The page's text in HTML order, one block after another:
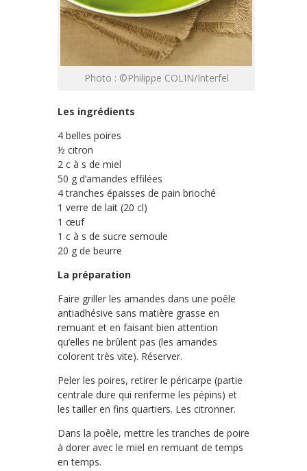
Photo : ©Philippe COLIN/Interfel
Les ingrédients
4 belles poires
½ citron
2 c à s de miel
50 g d’amandes effilées
4 tranches épaisses de pain brioché
1 verre de lait (20 cl)
1 œuf
1 c à s de sucre semoule
20 g de beurre
La préparation
Faire griller les amandes dans une poêle
antiadhésive sans matière grasse en
remuant et en faisant bien attention
qu’elles ne brûlent pas (les amandes
colorent très vite). Réserver.
Peler les poires, retirer le péricarpe (partie
centrale dure qui renferme les pépins) et
les tailler en fins quartiers. Les citronner.
Dans la poêle, mettre les tranches de poire
à dorer avec le miel en remuant de temps
en temps.